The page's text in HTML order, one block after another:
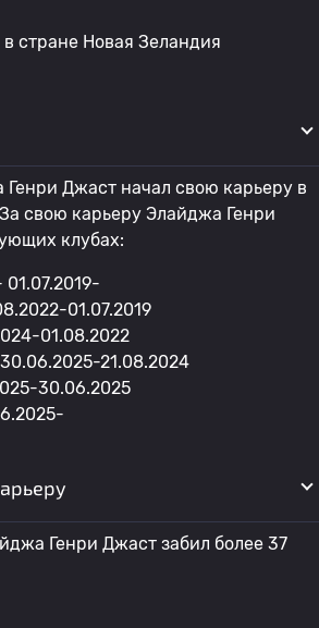
стране Новая Зеландия
Джаст начал свою карьеру в
свою карьеру Элайджа Генри
клубах:
01.07.2019
01.08.2022
21.08.2024
30.06.2025
Генри Джаст забил более 37